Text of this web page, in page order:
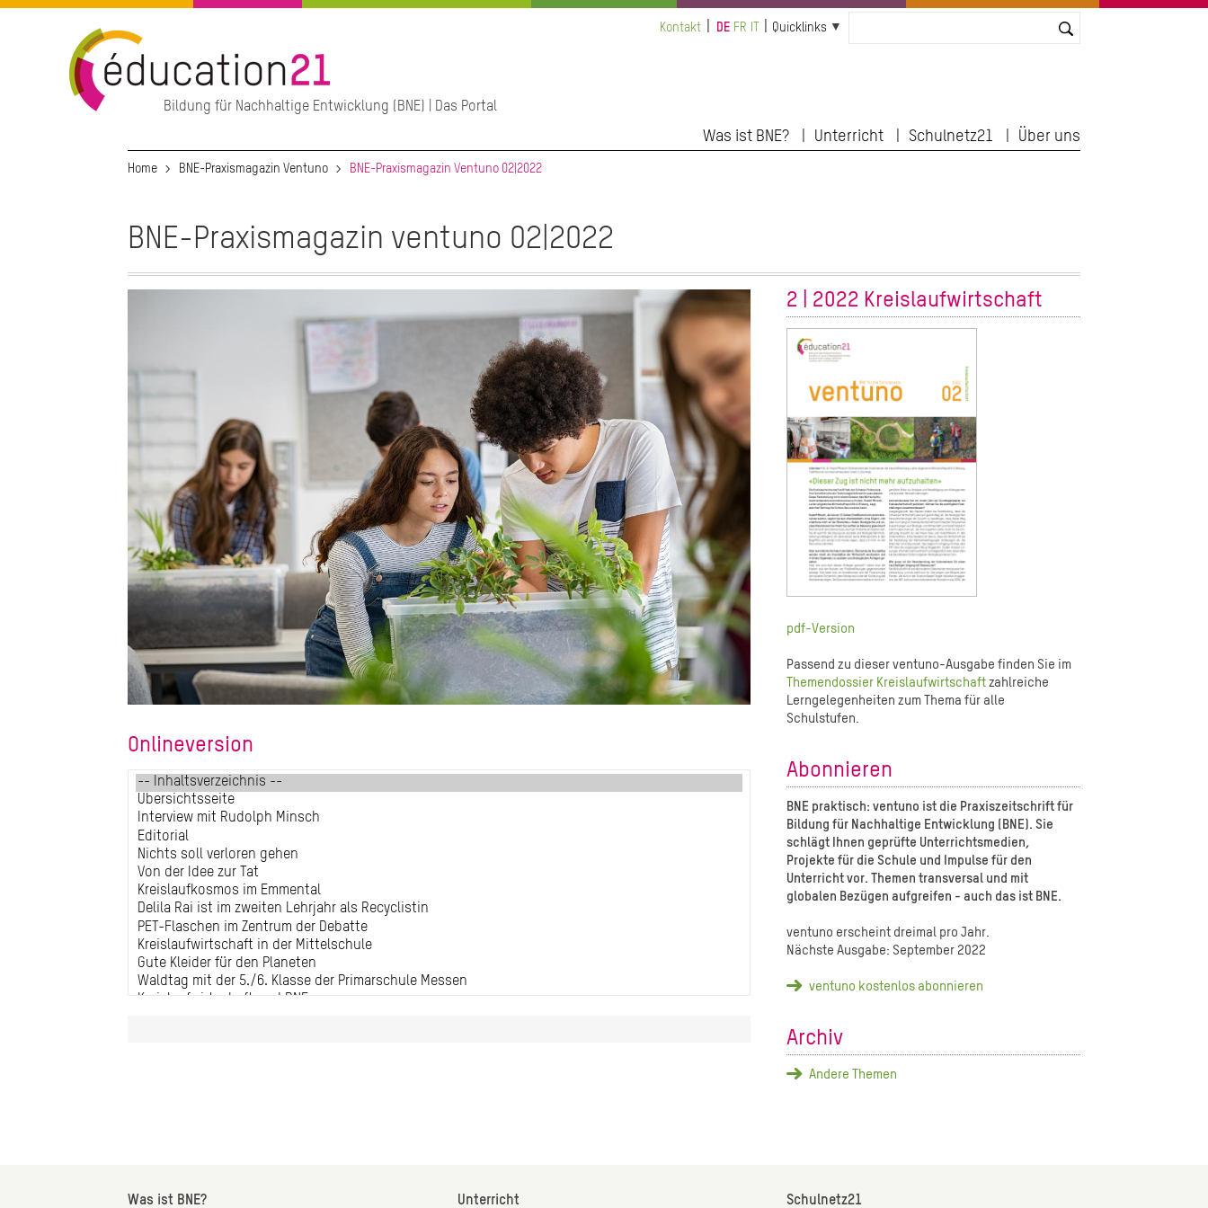
Direkt
Bildung für Nachhaltige Entwicklung (BNE) | Das Portal
Kontakt DE FR Quicklinks
Hauptnavigation
Was ist BNE? Unterricht Schulnetz21 Über uns
Home BNE-Praxismagazin Ventuno BNE-Praxismagazin Ventuno 02|2022
BNE-Praxismagazin ventuno 02|2022
Onlineversion
2 | 2022 Kreislaufwirtschaft
pdf-Version
Passend zu dieser ventuno-Ausgabe finden Sie im
Themendossier Kreislaufwirtschaft zahlreiche
Lerngelegenheiten zum Thema für alle
Schulstufen.
Abonnieren
BNE praktisch: ventuno ist die Praxiszeitschrift für
Bildung für Nachhaltige Entwicklung (BNE). Sie
schlägt Ihnen geprüfte Unterrichtsmedien,
Projekte für die Schule und Impulse für den
Unterricht vor. Themen transversal und mit
globalen Bezügen aufgreifen - auch das ist BNE.
ventuno erscheint dreimal pro Jahr.
Nächste Ausgabe: September 2022
ventuno kostenlos abonnieren
Archiv
Andere Themen
Was ist BNE? Unterricht Schulnetz21